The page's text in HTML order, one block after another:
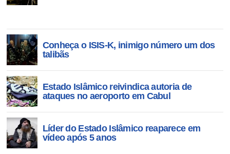
Conheça o ISIS-K, inimigo número um dos
talibãs
Estado Islâmico reivindica autoria de
ataques no aeroporto em Cabul
Líder do Estado Islâmico reaparece em
vídeo após 5 anos